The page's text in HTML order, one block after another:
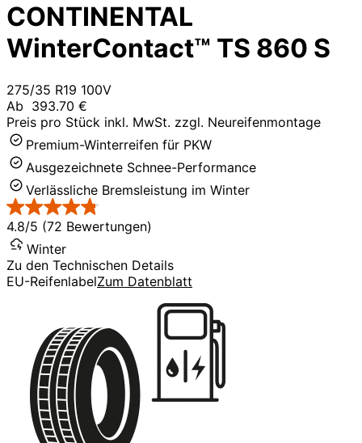
CONTINENTAL
WinterContact™ TS 860 S
275/35 R19 100V
Ab 393.70 €
Preis pro Stück inkl. MwSt. zzgl. Neureifenmontage
Premium-Winterreifen für PKW
Ausgezeichnete Schnee-Performance
Verlässliche Bremsleistung im Winter
4.8/5 (72 Bewertungen)
Winter
Zu den Technischen Details
EU-ReifenlabelZum Datenblatt